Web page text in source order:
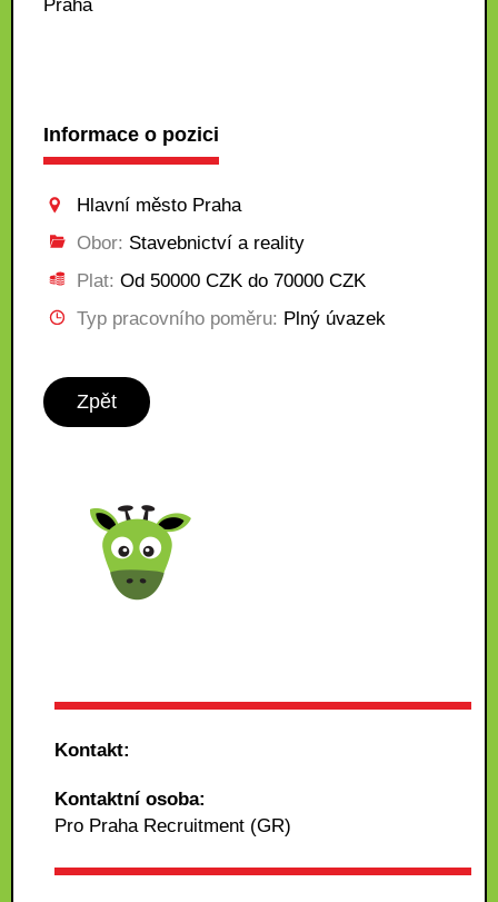
Praha
Informace o pozici
Hlavní město Praha
Obor: Stavebnictví a reality
Plat: Od 50000 CZK do 70000 CZK
Typ pracovního poměru: Plný úvazek
Zpět
Kontakt:
Kontaktní osoba:
Pro Praha Recruitment (GR)